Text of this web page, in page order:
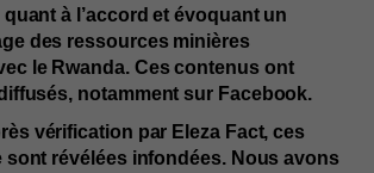
à l’accord et évoquant un
des ressources minières
le Rwanda. Ces contenus ont
notamment sur Facebook.
vérification par Eleza Fact, ces
sont révélées infondées. Nous avons